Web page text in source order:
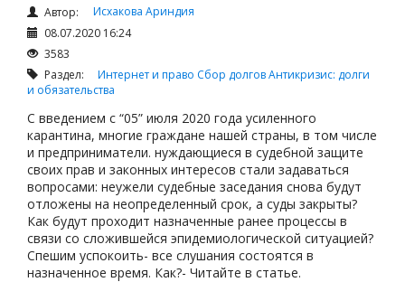
Автор:
Исхакова Ариндия
08.07.2020 16:24
3583
Раздел: Интернет и право Сбор долговАнтикризис: долги
и обязательства
С введением с “05” июля 2020 года усиленного
карантина, многие граждане нашей страны, в том числе
и предприниматели. нуждающиеся в судебной защите
своих прав и законных интересов стали задаваться
вопросами: неужели судебные заседания снова будут
отложены на неопределенный срок, а суды закрыты?
Как будут проходит назначенные ранее процессы в
связи со сложившейся эпидемиологической ситуацией?
Спешим успокоить- все слушания состоятся в
назначенное время. Как?- Читайте в статье.